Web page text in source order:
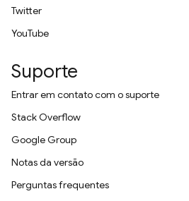
Twitter
YouTube
Suporte
Entrar em contato com o suporte
Stack Overflow
Google Group
Notas da versão
Perguntas frequentes